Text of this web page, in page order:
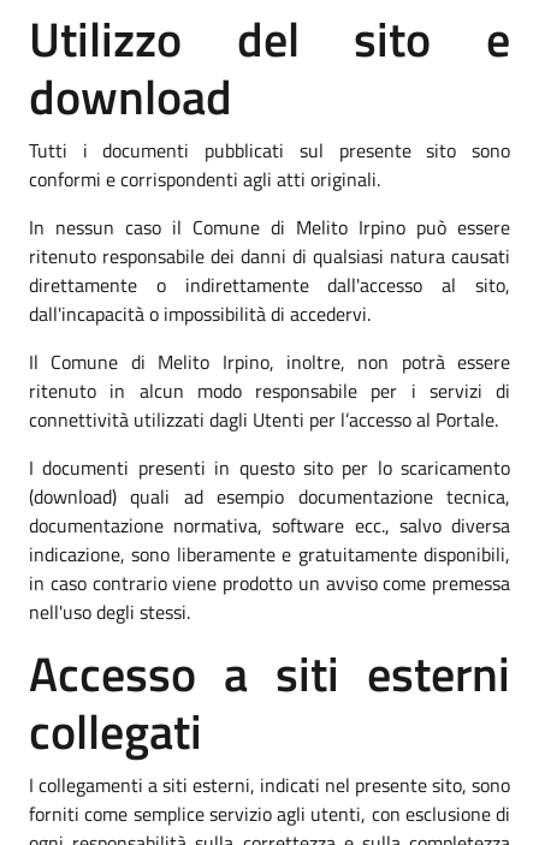
Utilizzo del sito e
download
Tutti i documenti pubblicati sul presente sito sono
conformi e corrispondenti agli atti originali.
In nessun caso il Comune di Melito Irpino può essere
ritenuto responsabile dei danni di qualsiasi natura causati
direttamente o indirettamente dall'accesso al sito,
dall'incapacità o impossibilità di accedervi.
Il Comune di Melito Irpino, inoltre, non potrà essere
ritenuto in alcun modo responsabile per i servizi di
connettività utilizzati dagli Utenti per l’accesso al Portale.
I documenti presenti in questo sito per lo scaricamento
(download) quali ad esempio documentazione tecnica,
documentazione normativa, software ecc., salvo diversa
indicazione, sono liberamente e gratuitamente disponibili,
in caso contrario viene prodotto un avviso come premessa
nell'uso degli stessi.
Accesso a siti esterni
collegati
I collegamenti a siti esterni, indicati nel presente sito, sono
forniti come semplice servizio agli utenti, con esclusione di